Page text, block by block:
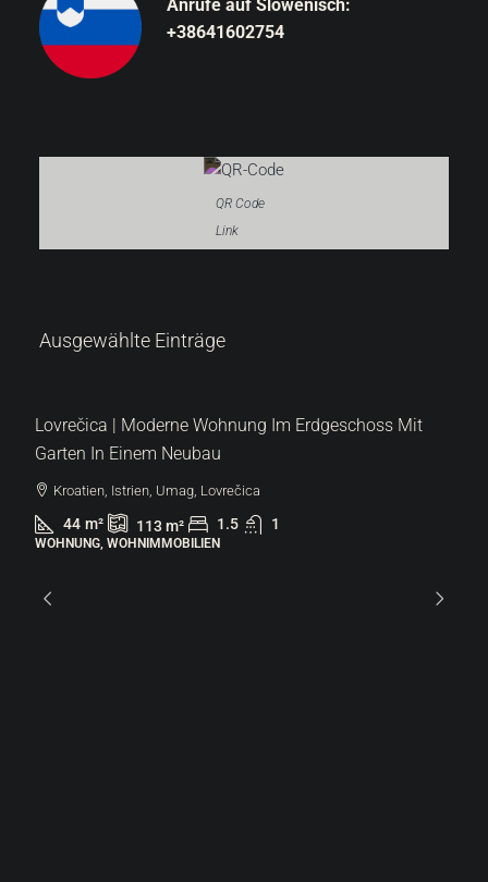
Anrufe auf Slowenisch:
+38641602754
QR Code
Link
Ausgewählte Einträge
287.000 €
Lovrečica | Moderne Wohnung Im Erdgeschoss Mit
Garten In Einem Neubau
Kroatien, Istrien, Umag, Lovrečica
44 m² 113m² 1.5 1
WOHNUNG, WOHNIMMOBILIEN